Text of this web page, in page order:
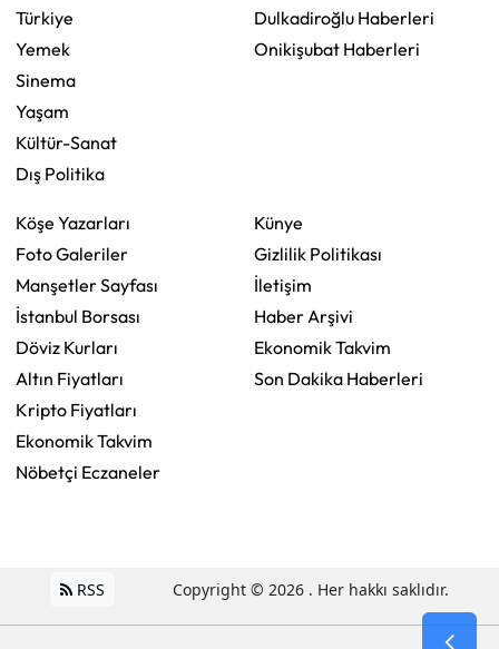
Türkiye
Yemek
Sinema
Yaşam
Kültür-Sanat
Dış Politika
Dulkadiroğlu Haberleri
Onikişubat Haberleri
Köşe Yazarları
Foto Galeriler
Manşetler Sayfası
İstanbul Borsası
Döviz Kurları
Altın Fiyatları
Kripto Fiyatları
Ekonomik Takvim
Nöbetçi Eczaneler
Künye
Gizlilik Politikası
İletişim
Haber Arşivi
Ekonomik Takvim
Son Dakika Haberleri
RSS Copyright © 2026 . Her hakkı saklıdır.